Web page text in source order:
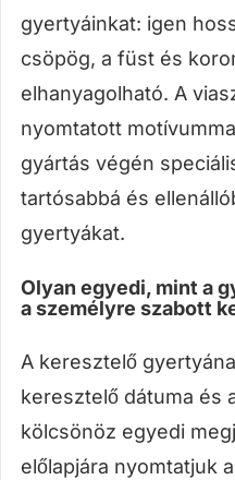
gyertyáinkat: igen
csöpög, a füst és
elhanyagolható. A
nyomtatott
gyártás végén
tartósabbá és
gyertyákat.
Olyan egyedi, mint a
a személyre szabott
A keresztelő
keresztelő dátuma és
kölcsönöz egyedi
előlapjára nyomtatjuk